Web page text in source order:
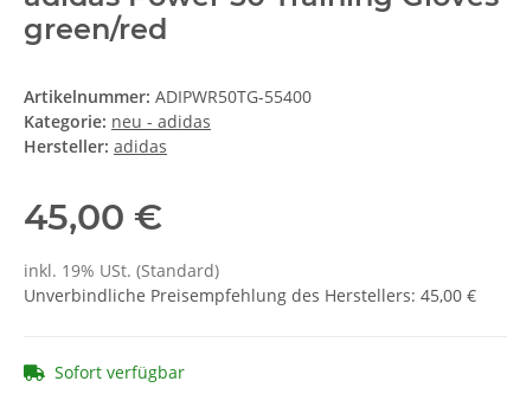
green/red
Artikelnummer: ADIPWR50TG-55400
Kategorie: neu - adidas
Hersteller: adidas
45,00 €
inkl. 19% USt. (Standard)
Unverbindliche Preisempfehlung des Herstellers: 45,00 €
Sofort verfügbar